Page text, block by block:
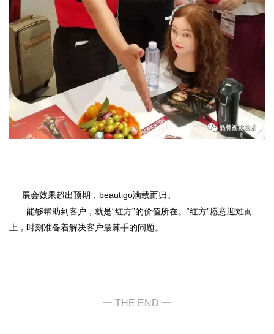
展会效果超出预期，beautigo满载而归。
能够帮助到客户，就是“红方”的价值所在。“红方”愿意迎难而
上，时刻准备着解决客户最棘手的问题。
一 THE END 一